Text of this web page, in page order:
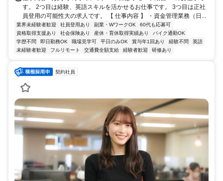
す。 2つ目は経験、英語スキルを活かせるお仕事です。 3つ目は正社
員登用の可能性大の求人です。 【 仕事内容 】 ・資金管理業務（日...
業界未経験者歓迎 社員登用あり 副業・WワークOK
60代も応募可
資格取得支援あり
社会保険あり 産休・育休取得実績あり
バイク通勤OK
学歴不問
即日勤務OK 職場見学可 平日のみOK 賞与年1回あり 経験不問
英語
未経験者歓迎
フルリモート 交通費全額支給 経験者歓迎 研修あり
契約社員